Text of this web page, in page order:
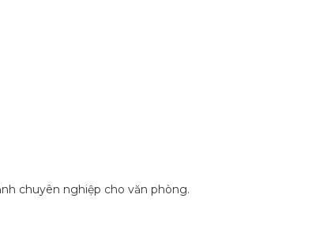
chuyên nghiệp cho văn phòng.